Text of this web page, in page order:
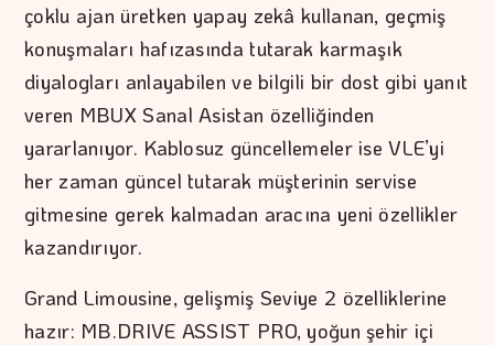
çoklu ajan üretken yapay zekâ kullanan, geçmiş
konuşmaları hafızasında tutarak karmaşık
diyalogları anlayabilen ve bilgili bir dost gibi yanıt
veren MBUX Sanal Asistan özelliğinden
yararlanıyor. Kablosuz güncellemeler ise VLE’yi
her zaman güncel tutarak müşterinin servise
gitmesine gerek kalmadan aracına yeni özellikler
kazandırıyor.
Grand Limousine, gelişmiş Seviye 2 özelliklerine
hazır: MB.DRIVE ASSIST PRO, yoğun şehir içi